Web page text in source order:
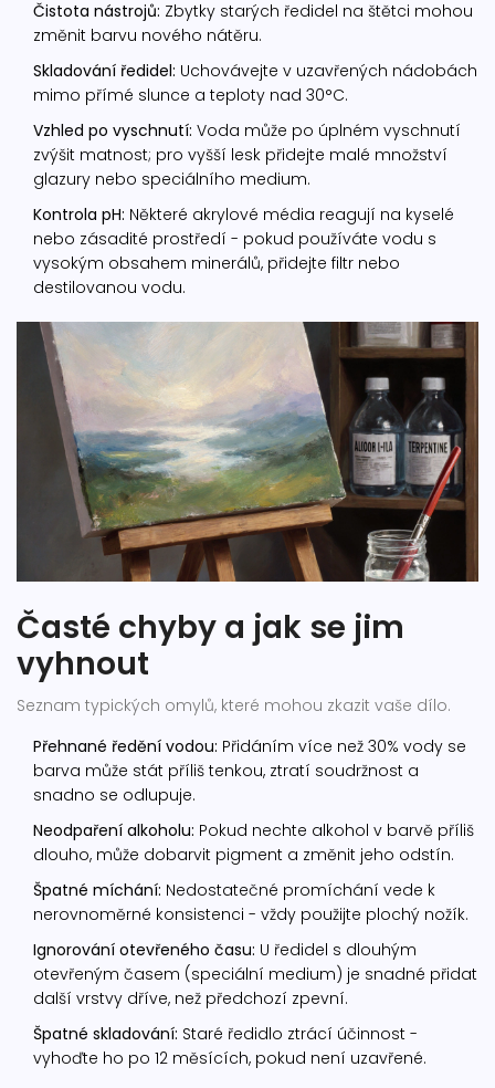
Čistota nástrojů: Zbytky starých ředidel na štětci mohou
změnit barvu nového nátěru.
Skladování ředidel: Uchovávejte v uzavřených nádobách
mimo přímé slunce a teploty nad 30°C.
Vzhled po vyschnutí: Voda může po úplném vyschnutí
zvýšit matnost; pro vyšší lesk přidejte malé množství
glazury nebo speciálního medium.
Kontrola pH: Některé akrylové média reagují na kyselé
nebo zásadité prostředí - pokud používáte vodu s
vysokým obsahem minerálů, přidejte filtr nebo
destilovanou vodu.
Časté chyby a jak se jim
vyhnout
Seznam typických omylů, které mohou zkazit vaše dílo.
Přehnané ředění vodou: Přidáním více než 30% vody se
barva může stát příliš tenkou, ztratí soudržnost a
snadno se odlupuje.
Neodpaření alkoholu: Pokud nechte alkohol v barvě příliš
dlouho, může dobarvit pigment a změnit jeho odstín.
Špatné míchání: Nedostatečné promíchání vede k
nerovnoměrné konsistenci - vždy použijte plochý nožík.
Ignorování otevřeného času: U ředidel s dlouhým
otevřeným časem (speciální medium) je snadné přidat
další vrstvy dříve, než předchozí zpevní.
Špatné skladování: Staré ředidlo ztrácí účinnost -
vyhoďte ho po 12 měsících, pokud není uzavřené.